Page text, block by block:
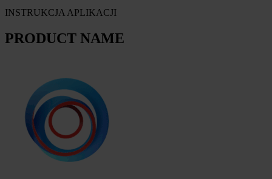
INSTRUKCJA APLIKACJI
PRODUCT NAME